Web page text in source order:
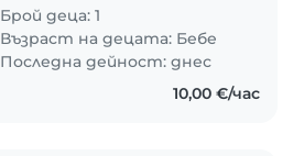
Брой деца: 1
Възраст на децата: Бебе
Последна дейност: днес
10,00 €/час